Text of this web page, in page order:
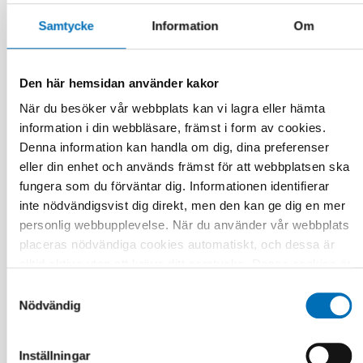
Samtycke Information Om
Den här hemsidan använder kakor
När du besöker vår webbplats kan vi lagra eller hämta
information i din webbläsare, främst i form av cookies.
Denna information kan handla om dig, dina preferenser
eller din enhet och används främst för att webbplatsen ska
fungera som du förväntar dig. Informationen identifierar
inte nödvändigsvist dig direkt, men den kan ge dig en mer
personlig webbupplevelse. När du använder vår webbplats
placeras nödvändiga cookies automatiskt, och dessa är
dess funktioner. Vi respekterar din integritet, och du kan
välja vilka ytterligare cookies (statistiska, preferens,
marknadsföring och oklassificerade) du vill acceptera.
Nödvändig
Inställningar
INTEGRATION
15 okt 2025
A stronger Nordic region through inclusive
integration – 14 recommendations by The
Nordic Migrant Expert Forum